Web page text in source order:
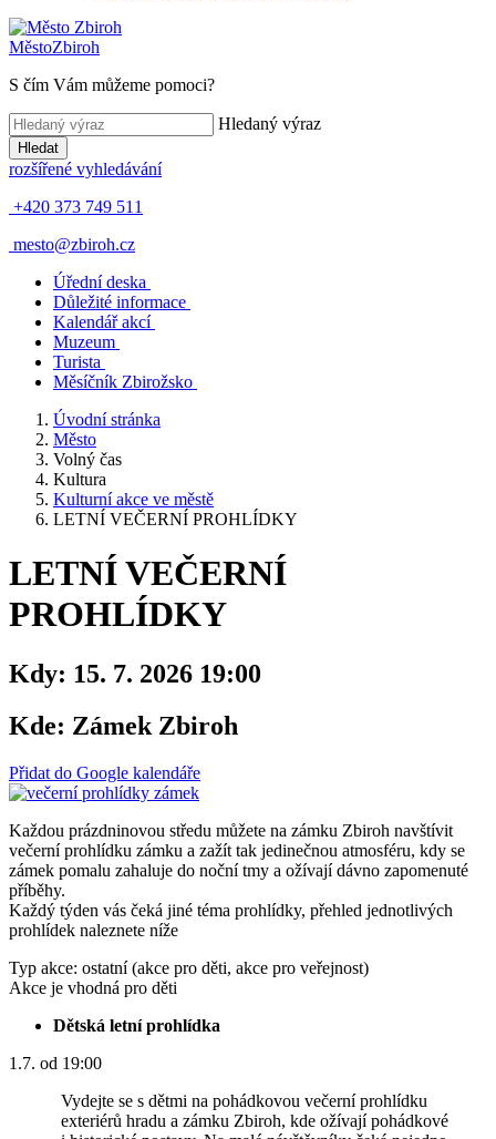
MěstoZbiroh
S čím Vám můžeme pomoci?
Hledaný výraz
Hledat
rozšířené vyhledávání
+420 373 749 511
mesto@zbiroh.cz
Úřední deska
Důležité informace
Kalendář akcí
Muzeum
Turista
Měsíčník Zbirožsko
Úvodní stránka
Město
Volný čas
Kultura
Kulturní akce ve městě
LETNÍ VEČERNÍ PROHLÍDKY
LETNÍ VEČERNÍ
PROHLÍDKY
Kdy: 15. 7. 2026 19:00
Kde: Zámek Zbiroh
Přidat do Google kalendáře
Každou prázdninovou středu můžete na zámku Zbiroh navštívit
večerní prohlídku zámku a zažít tak jedinečnou atmosféru, kdy se
zámek pomalu zahaluje do noční tmy a ožívají dávno zapomenuté
příběhy.
Každý týden vás čeká jiné téma prohlídky, přehled jednotlivých
prohlídek naleznete níže
Typ akce: ostatní (akce pro děti, akce pro veřejnost)
Akce je vhodná pro děti
Dětská letní prohlídka
1.7. od 19:00
Vydejte se s dětmi na pohádkovou večerní prohlídku
exteriérů hradu a zámku Zbiroh, kde ožívají pohádkové